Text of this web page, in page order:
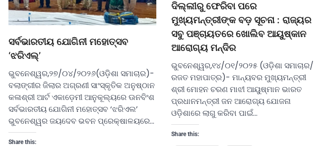
ସର୍ବଭାରତୀୟ ଯୋଗିନୀ ମହୋତ୍ସବ
‘ଝରିଏଲ୍’
ଭୁବନେଶ୍ୱର,୨୭/୦୪/୨୦୨୬(ଓଡ଼ିଶା ସମାଚାର)-
ବଲାଙ୍ଗୀର ଜିଲାର ଅଗ୍ରଣୀ ସାଂସ୍କୃତିକ ଅନୁଷ୍ଠାନ
କଳାଶ୍ରୀ ଆର୍ଟ ଏକାଡ଼େମୀ ଆନୁକୂଲ୍ୟରେ ଊନବିଂଶ
ସର୍ବଭାରତୀୟ ଯୋଗିନୀ ମହୋତ୍ସବ ‘ଝରିଏଲ’
ଭୁବନେଶ୍ୱର ଜୟଦେବ ଭବନ ପ୍ରେକ୍ଷାଳୟରେ…
Share this:
ଦିଲ୍ଲୀରୁ ଫେରିବା ପରେ
ମୁଖ୍ୟମନ୍ତ୍ରୀଙ୍କ ବଡ଼ ସୂଚନା : ରାଜ୍ୟର
ସବୁ ପଞ୍ଚାୟତରେ ଖୋଲିବ ଆୟୁଷ୍କାନ
ଆରୋଗ୍ୟ ମନ୍ଦିର
ଭୁବନେଶ୍ୱର,୧୪/୦୧/୨୦୨୫ (ଓଡ଼ିଶା ସମାଚାର/
ରଜତ ମହାପାତ୍ର)- ମାନ୍ୟବର ମୁଖ୍ୟମନ୍ତ୍ରୀ
ଶ୍ରୀ ମୋହନ ଚରଣ ମାଝୀ ଆୟୁଷ୍ମାନ ଭାରତ
ପ୍ରଧାନମନ୍ତ୍ରୀ ଜନ ଆରୋଗ୍ୟ ଯୋଜନା
ଓଡ଼ିଶାରେ ଲାଗୁ କରିବା ପାଇଁ…
Share this: